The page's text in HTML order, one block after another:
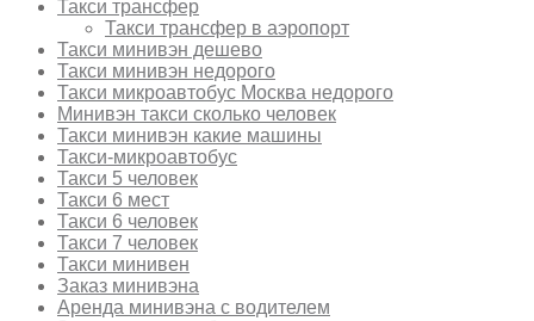
Такси трансфер
Такси трансфер в аэропорт
Такси минивэн дешево
Такси минивэн недорого
Такси микроавтобус Москва недорого
Минивэн такси сколько человек
Такси минивэн какие машины
Такси-микроавтобус
Такси 5 человек
Такси 6 мест
Такси 6 человек
Такси 7 человек
Такси минивен
Заказ минивэна
Аренда минивэна с водителем